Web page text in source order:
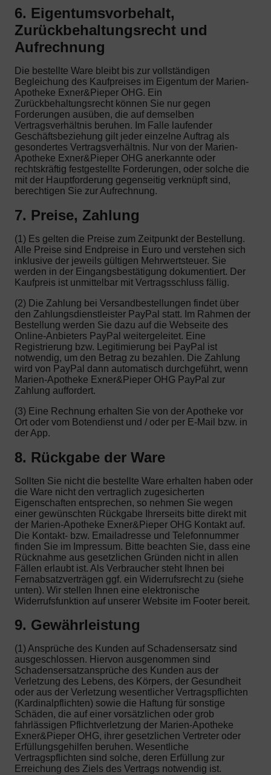
6. Eigentumsvorbehalt,
Zurückbehaltungsrecht und
Aufrechnung
Die bestellte Ware bleibt bis zur vollständigen
Begleichung des Kaufpreises im Eigentum der Marien-
Apotheke Exner&Pieper OHG. Ein
Zurückbehaltungsrecht können Sie nur gegen
Forderungen ausüben, die auf demselben
Vertragsverhältnis beruhen. Im Falle laufender
Geschäftsbeziehung gilt jeder einzelne Auftrag als
gesondertes Vertragsverhältnis. Nur von der Marien-
Apotheke Exner&Pieper OHG anerkannte oder
rechtskräftig festgestellte Forderungen, oder solche die
mit der Hauptforderung gegenseitig verknüpft sind,
berechtigen Sie zur Aufrechnung.
7. Preise, Zahlung
(1) Es gelten die Preise zum Zeitpunkt der Bestellung.
Alle Preise sind Endpreise in Euro und verstehen sich
inklusive der jeweils gültigen Mehrwertsteuer. Sie
werden in der Eingangsbestätigung dokumentiert. Der
Kaufpreis ist unmittelbar mit Vertragsschluss fällig.
(2) Die Zahlung bei Versandbestellungen findet über
den Zahlungsdienstleister PayPal statt. Im Rahmen der
Bestellung werden Sie dazu auf die Webseite des
Online-Anbieters PayPal weitergeleitet. Eine
Registrierung bzw. Legitimierung bei PayPal ist
notwendig, um den Betrag zu bezahlen. Die Zahlung
wird von PayPal dann automatisch durchgeführt, wenn
Marien-Apotheke Exner&Pieper OHG PayPal zur
Zahlung auffordert.
(3) Eine Rechnung erhalten Sie von der Apotheke vor
Ort oder vom Botendienst und / oder per E-Mail bzw. in
der App.
8. Rückgabe der Ware
Sollten Sie nicht die bestellte Ware erhalten haben oder
die Ware nicht den vertraglich zugesicherten
Eigenschaften entsprechen, so nehmen Sie wegen
einer gewünschten Rückgabe Ihrerseits bitte direkt mit
der Marien-Apotheke Exner&Pieper OHG Kontakt auf.
Die Kontakt- bzw. Emailadresse und Telefonnummer
finden Sie im Impressum. Bitte beachten Sie, dass eine
Rücknahme aus gesetzlichen Gründen nicht in allen
Fällen erlaubt ist. Als Verbraucher steht Ihnen bei
Fernabsatzverträgen ggf. ein Widerrufsrecht zu (siehe
unten). Wir stellen Ihnen eine elektronische
Widerrufsfunktion auf unserer Website im Footer bereit.
9. Gewährleistung
(1) Ansprüche des Kunden auf Schadensersatz sind
ausgeschlossen. Hiervon ausgenommen sind
Schadensersatzansprüche des Kunden aus der
Verletzung des Lebens, des Körpers, der Gesundheit
oder aus der Verletzung wesentlicher Vertragspflichten
(Kardinalpflichten) sowie die Haftung für sonstige
Schäden, die auf einer vorsätzlichen oder grob
fahrlässigen Pflichtverletzung der Marien-Apotheke
Exner&Pieper OHG, ihrer gesetzlichen Vertreter oder
Erfüllungsgehilfen beruhen. Wesentliche
Vertragspflichten sind solche, deren Erfüllung zur
Erreichung des Ziels des Vertrags notwendig ist.